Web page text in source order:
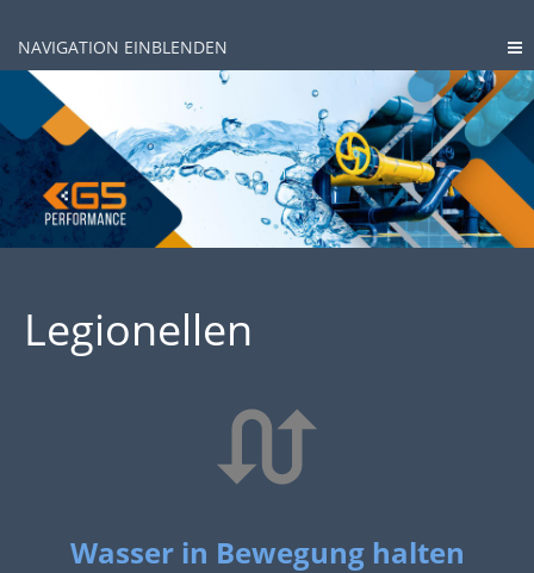
NAVIGATION EINBLENDEN
Legionellen
Wasser in Bewegung halten